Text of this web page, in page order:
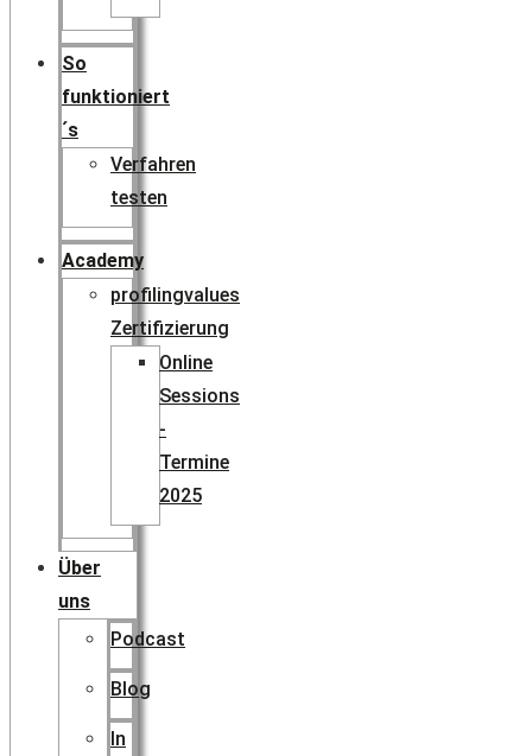
So
funktioniert
´s
Verfahren
testen
Academy
profilingvalues
Zertifizierung
Online
Sessions
-
Termine
2025
Über
uns
Podcast
Blog
In